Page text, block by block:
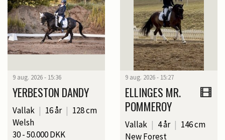
9 aug. 2026 - 15:36
YERBESTON DANDY
Vallak | 16 år | 128 cm
Welsh
30 - 50.000 DKK
9 aug. 2026 - 15:27
ELLINGES MR.
POMMEROY
Vallak | 4 år | 146 cm
New Forest